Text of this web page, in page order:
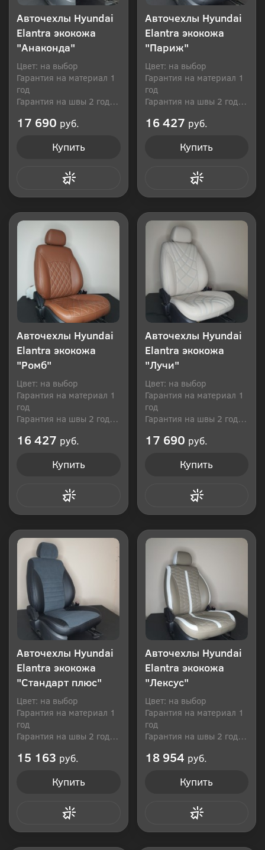
Авточехлы Hyundai
Elantra экокожа
"Анаконда"
Цвет: на выбор
Гарантия на материал 1
год
Гарантия на швы 2 года
17 690 руб.
Купить
Авточехлы Hyundai
Elantra экокожа
"Париж"
Цвет: на выбор
Гарантия на материал 1
год
Гарантия на швы 2 года
16 427 руб.
Купить
Авточехлы Hyundai
Elantra экокожа
"Ромб"
Цвет: на выбор
Гарантия на материал 1
год
Гарантия на швы 2 года
16 427 руб.
Купить
Авточехлы Hyundai
Elantra экокожа
"Лучи"
Цвет: на выбор
Гарантия на материал 1
год
Гарантия на швы 2 года
17 690 руб.
Купить
Авточехлы Hyundai
Elantra экокожа
"Стандарт плюс"
Цвет: на выбор
Гарантия на материал 1
год
Гарантия на швы 2 года
15 163 руб.
Купить
Авточехлы Hyundai
Elantra экокожа
"Лексус"
Цвет: на выбор
Гарантия на материал 1
год
Гарантия на швы 2 года
18 954 руб.
Купить